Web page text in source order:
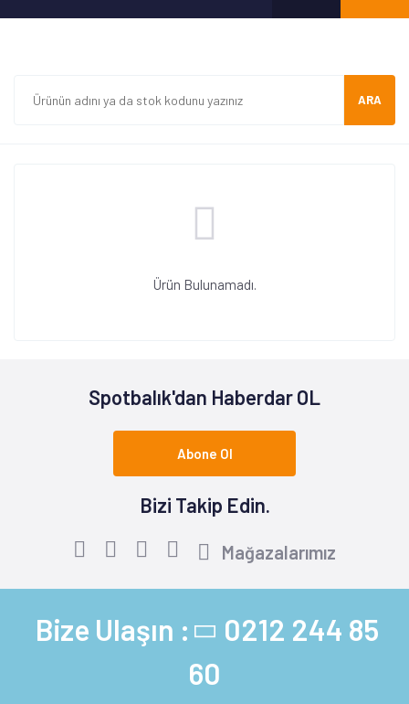
ARA
Ürün Bulunamadı.
Spotbalık'dan Haberdar OL
Abone Ol
Bizi Takip Edin.
Mağazalarımız
Bize Ulaşın : 0212 244 85
60